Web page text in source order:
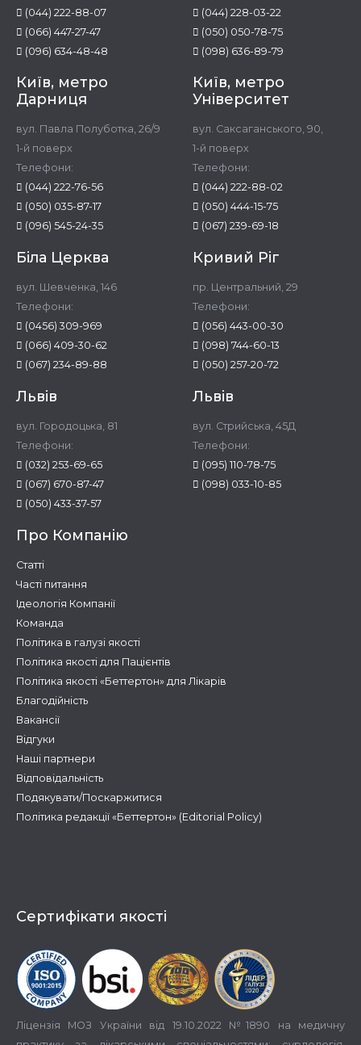
(044) 222-88-07
(066) 447-27-47
(096) 634-48-48
(044) 228-03-22
(050) 050-78-75
(098) 636-89-79
Київ, метро
Дарниця
вул. Павла Полуботка, 26/9
1-й поверх
Телефони:
(044) 222-76-56
(050) 035-87-17
(096) 545-24-35
Київ, метро
Університет
вул. Саксаганського, 90,
1-й поверх
Телефони:
(044) 222-88-02
(050) 444-15-75
(067) 239-69-18
Біла Церква
вул. Шевченка, 146
Телефони:
(0456) 309-969
(066) 409-30-62
(067) 234-89-88
Кривий Ріг
пр. Центральний, 29
Телефони:
(056) 443-00-30
(098) 744-60-13
(050) 257-20-72
Львів
вул. Городоцька, 81
Телефони:
(032) 253-69-65
(067) 670-87-47
(050) 433-37-57
Львів
вул. Стрийська, 45Д
Телефони:
(095) 110-78-75
(098) 033-10-85
Про Компанію
Статті
Часті питання
Ідеологія Компанії
Команда
Політика в галузі якості
Політика якості для Пацієнтів
Політика якості «Беттертон» для Лікарів
Благодійність
Вакансії
Відгуки
Наші партнери
Відповідальність
Подякувати/Поскаржитися
Політика редакції «Беттертон» (Editorial Policy)
Сертифікати якості
Ліцензія МОЗ України від 19.10.2022 №1890 на медичну